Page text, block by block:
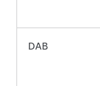
DAB